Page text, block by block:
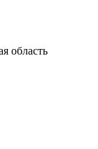
область